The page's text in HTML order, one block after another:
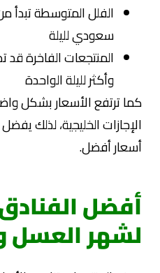
سعودي لليلة
وأكثر لليلة الواحدة
كما ترتفع الأسعار بشكل
الإجازات الخليجية، لذلك
أسعار أفضل.
أفضل
لشهر العسل